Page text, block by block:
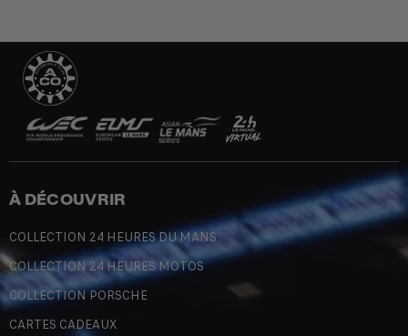
À DÉCOUVRIR
COLLECTION 24 HEURES DU MANS
COLLECTION 24 HEURES MOTOS
COLLECTION PORSCHE
CARTES CADEAUX